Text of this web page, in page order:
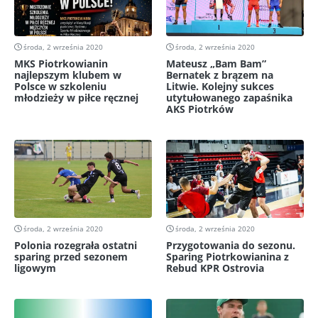
środa, 2 września 2020
MKS Piotrkowianin
najlepszym klubem w
Polsce w szkoleniu
młodzieży w piłce ręcznej
środa, 2 września 2020
Mateusz „Bam Bam”
Bernatek z brązem na
Litwie. Kolejny sukces
utytułowanego zapaśnika
AKS Piotrków
środa, 2 września 2020
Polonia rozegrała ostatni
sparing przed sezonem
ligowym
środa, 2 września 2020
Przygotowania do sezonu.
Sparing Piotrkowianina z
Rebud KPR Ostrovia